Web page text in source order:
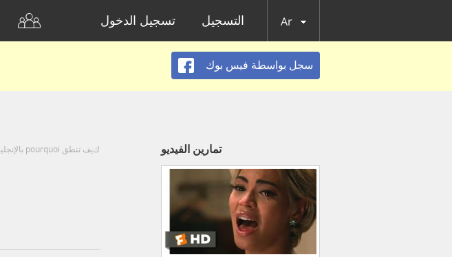
تسجيل الدخول التسجيل Ar
سجل بواسطة فيس بوك
كيف تنطق pourquoi بالإنجليزية تمارين الفيديو